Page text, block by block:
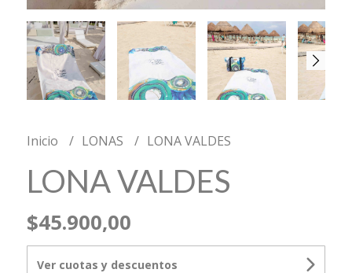
Inicio LONAS LONA VALDES
LONA VALDES
$45.900,00
Ver cuotas y descuentos